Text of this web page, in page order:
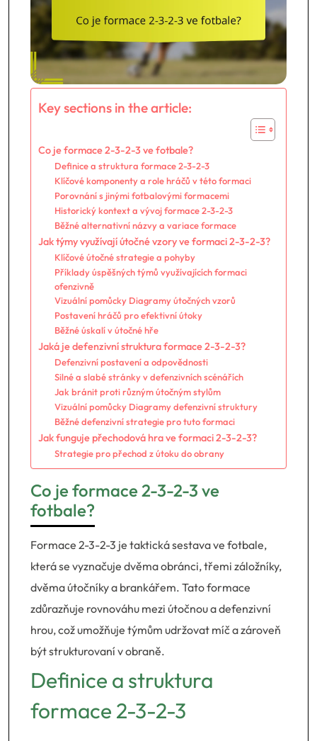
Key sections in the article:
Co je formace 2-3-2-3 ve fotbale?
Definice a struktura formace 2-3-2-3
Klíčové komponenty a role hráčů v této formaci
Porovnání s jinými fotbalovými formacemi
Historický kontext a vývoj formace 2-3-2-3
Běžné alternativní názvy a variace formace
Jak týmy využívají útočné vzory ve formaci 2-3-2-3?
Klíčové útočné strategie a pohyby
Příklady úspěšných týmů využívajících formaci
ofenzivně
Vizuální pomůcky Diagramy útočných vzorů
Postavení hráčů pro efektivní útoky
Běžné úskalí v útočné hře
Jaká je defenzivní struktura formace 2-3-2-3?
Defenzivní postavení a odpovědnosti
Silné a slabé stránky v defenzivních scénářích
Jak bránit proti různým útočným stylům
Vizuální pomůcky Diagramy defenzivní struktury
Běžné defenzivní strategie pro tuto formaci
Jak funguje přechodová hra ve formaci 2-3-2-3?
Strategie pro přechod z útoku do obrany
Co je formace 2-3-2-3 ve
fotbale?
Formace 2-3-2-3 je taktická sestava ve fotbale,
která se vyznačuje dvěma obránci, třemi záložníky,
dvěma útočníky a brankářem. Tato formace
zdůrazňuje rovnováhu mezi útočnou a defenzivní
hrou, což umožňuje týmům udržovat míč a zároveň
být strukturovaní v obraně.
Definice a struktura
formace 2-3-2-3